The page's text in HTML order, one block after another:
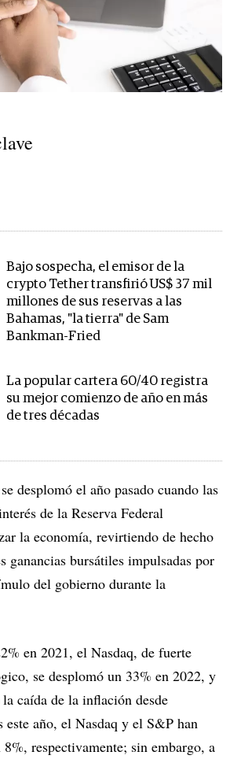
Bajo sospecha, el emisor de la
crypto Tether transfirió US$ 37 mil
millones de sus reservas a las
Bahamas, "la tierra" de Sam
Bankman-Fried
La popular cartera 60/40 registra
su mejor comienzo de año en más
de tres décadas
desplomó el año pasado cuando las
de la Reserva Federal
la economía, revirtiendo de hecho
ganancias bursátiles impulsadas por
del gobierno durante la
en 2021, el Nasdaq, de fuerte
se desplomó un 33% en 2022, y
caída de la inflación desde
este año, el Nasdaq y el S&P han
respectivamente; sin embargo, a